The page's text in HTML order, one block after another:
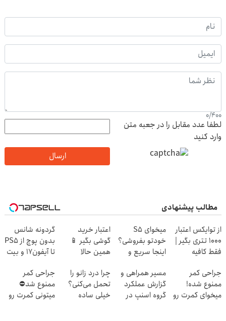
0/400
لطفا عدد مقابل را در جعبه متن
وارد کنید
ارسال
مطالب پیشنهادی
از توایکس اعتبار
۱۰۰۰ تتری بگیر |
فقط کافیه
!!!
میخوای S5
خودتو بفروشی؟
اینجا سریع و
بفروش
اعتبار خرید
گوشی بگیر 📱
همین حالا
بده 🎯
گردونه شانس
بدون پوچ از PS5
تا آیفون17 و بیت
جراحی کمر
ممنوع شده!
میخوای کمرت رو
مسیر همراهی و
گزارش عملکرد
گروه اسنپ در
چرا درد زانو را
تحمل می‌کنی؟
خیلی ساده
جراحی کمر
ممنوع شد⛔
میتونی کمرت رو